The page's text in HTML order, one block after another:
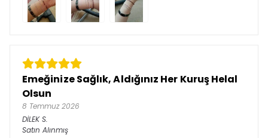
Emeğinize Sağlık, Aldığınız Her Kuruş Helal
Olsun
8 Temmuz 2026
DİLEK S.
Satın Alınmış